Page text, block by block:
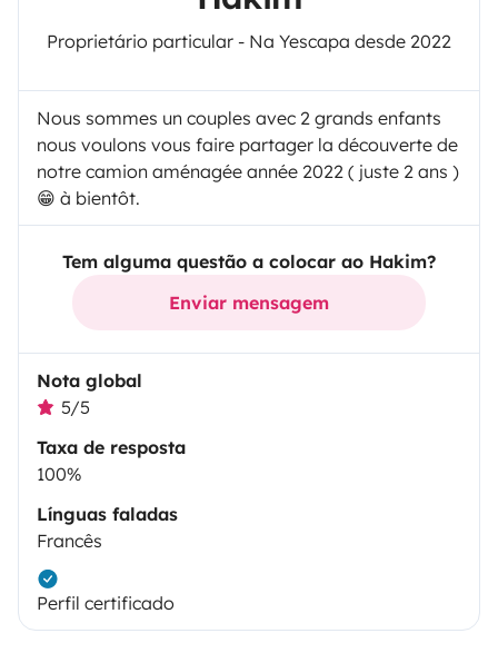
Proprietário particular - Na Yescapa desde 2022
Nous sommes un couples avec 2 grands enfants
nous voulons vous faire partager la découverte de
notre camion aménagée année 2022 ( juste 2 ans )
😁 à bientôt.
Tem alguma questão a colocar ao Hakim?
Enviar mensagem
Nota global
5/5
Taxa de resposta
100%
Línguas faladas
Francês
Perfil certificado